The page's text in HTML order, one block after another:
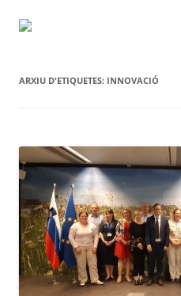
ARXIU D'ETIQUETES: INNOVACIÓ